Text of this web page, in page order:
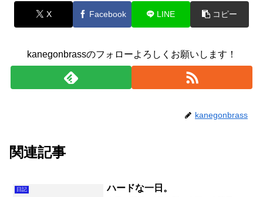
X Facebook LINE コピー
kanegonbrassのフォローよろしくお願いします！
kanegonbrass
関連記事
日記 ハードな一日。